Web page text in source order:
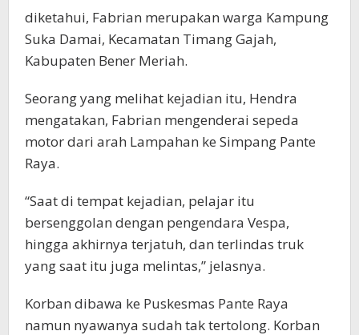
diketahui, Fabrian merupakan warga Kampung
Suka Damai, Kecamatan Timang Gajah,
Kabupaten Bener Meriah.
Seorang yang melihat kejadian itu, Hendra
mengatakan, Fabrian mengenderai sepeda
motor dari arah Lampahan ke Simpang Pante
Raya.
“Saat di tempat kejadian, pelajar itu
bersenggolan dengan pengendara Vespa,
hingga akhirnya terjatuh, dan terlindas truk
yang saat itu juga melintas,” jelasnya.
Korban dibawa ke Puskesmas Pante Raya
namun nyawanya sudah tak tertolong. Korban